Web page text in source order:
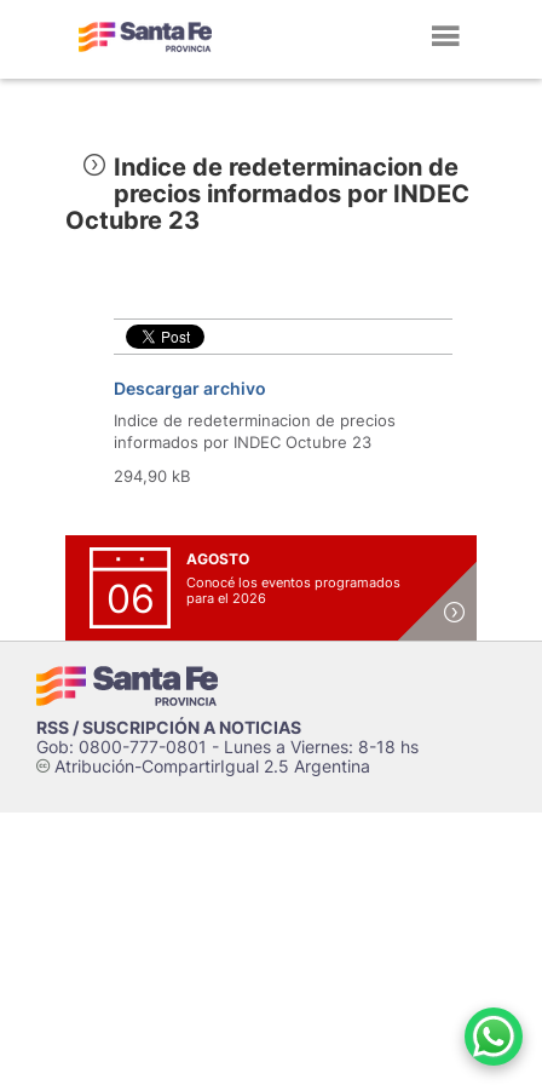
Indice de redeterminacion de
precios informados por INDEC
Octubre 23
Descargar archivo
Indice de redeterminacion de precios
informados por INDEC Octubre 23
294,90 kB
06
AGOSTO
Conocé los eventos programados
para el 2026
RSS / SUSCRIPCIÓN A NOTICIAS
Gob: 0800-777-0801 - Lunes a Viernes: 8-18 hs
cAtribución-CompartirIgual 2.5 Argentina